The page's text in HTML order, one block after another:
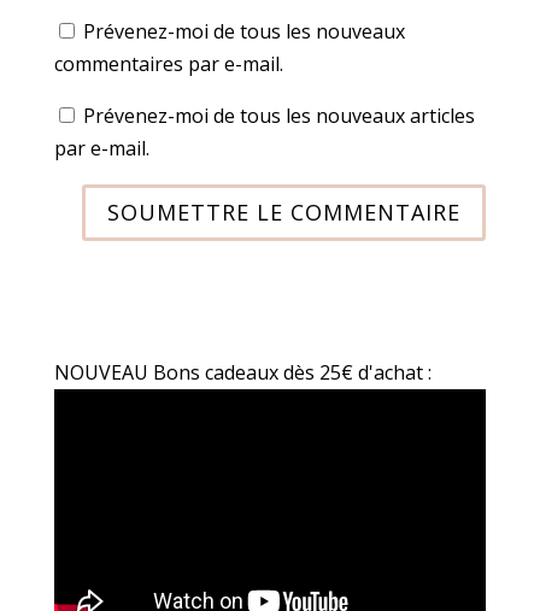
Prévenez-moi de tous les nouveaux
commentaires par e-mail.
Prévenez-moi de tous les nouveaux articles
par e-mail.
SOUMETTRE LE COMMENTAIRE
NOUVEAU Bons cadeaux dès 25€ d'achat :